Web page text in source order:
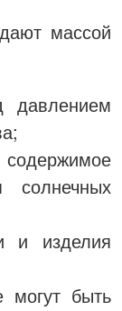
массой
давлением
солнечных
и изделия
могут быть